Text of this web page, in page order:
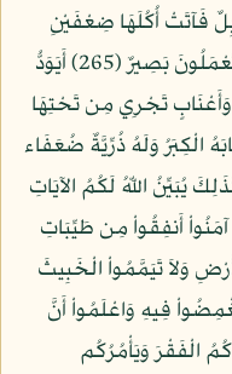
فَآتَتْ أُكُلَهَا ضِعْفَيْنِ
فَإِن لَّمْ يُصِبْهَا وَابِلٌ فَطَلٌّ وَاللّهُ بِمَا تَعْمَلُونَ بَصِيرٌ (265) أَيَوَدُّ
تَجْرِي مِن تَحْتِهَا
الْكِبَرُ وَلَهُ ذُرِّيَّةٌ ضُعَفَاء
يُبَيِّنُ اللّهُ لَكُمُ الآيَاتِ
أَيُّهَا الَّذِينَ آمَنُواْ أَنفِقُواْ مِن طَيِّبَاتِ
وَلاَ تَيَمَّمُواْ الْخَبِيثَ
فِيهِ وَاعْلَمُواْ أَنَّ
يَعِدُكُمُ الْفَقْرَ وَيَأْمُرُكُم